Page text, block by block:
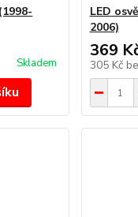
Skladem
LED
2006)
369
305 Kč